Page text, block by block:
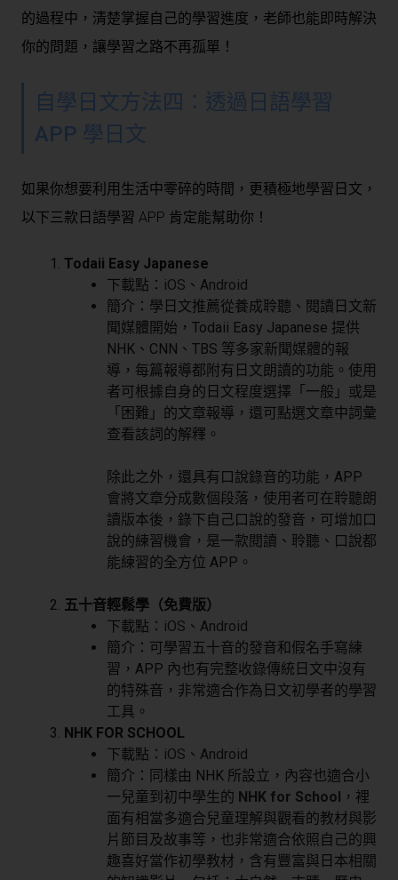
的過程中，清楚掌握自己的學習進度，老師也能即時解決
你的問題，讓學習之路不再孤單！
自學日文方法四：透過日語學習
APP 學日文
如果你想要利用生活中零碎的時間，更積極地學習日文，
以下三款日語學習 APP 肯定能幫助你！
Todaii Easy Japanese
下載點： iOS 、 Android
簡介：學日文推薦從養成聆聽、閱讀日文新
聞媒體開始，Todaii Easy Japanese 提供
NHK、CNN、TBS 等多家新聞媒體的報
導，每篇報導都附有日文朗讀的功能。使用
者可根據自身的日文程度選擇「一般」或是
「困難」的文章報導，還可點選文章中詞彙
查看該詞的解釋。
除此之外，還具有口說錄音的功能，APP
會將文章分成數個段落，使用者可在聆聽朗
讀版本後，錄下自己口說的發音，可增加口
說的練習機會，是一款閱讀、聆聽、口說都
能練習的全方位 APP。
五十音輕鬆學（免費版）
下載點： iOS 、 Android
簡介：可學習五十音的發音和假名手寫練
習，APP 內也有完整收錄傳統日文中沒有
的特殊音，非常適合作為日文初學者的學習
工具。
NHK FOR SCHOOL
下載點： iOS 、 Android
簡介：同樣由 NHK 所設立，內容也適合小
一兒童到初中學生的 NHK for School ，裡
面有相當多適合兒童理解與觀看的教材與影
片節目及故事等，也非常適合依照自己的興
趣喜好當作初學教材，含有豐富與日本相關